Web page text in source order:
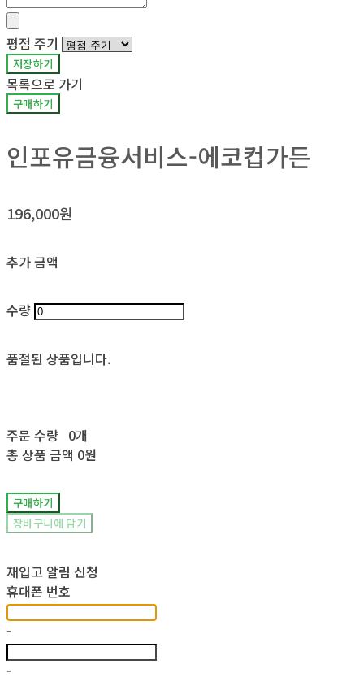
평점 주기
저장하기
목록으로 가기
구매하기
인포유금융서비스-에코컵가든
196,000원
추가 금액
수량
품절된 상품입니다.
주문 수량 0개
총 상품 금액 0원
구매하기
장바구니에 담기
재입고 알림 신청
휴대폰 번호
-
-